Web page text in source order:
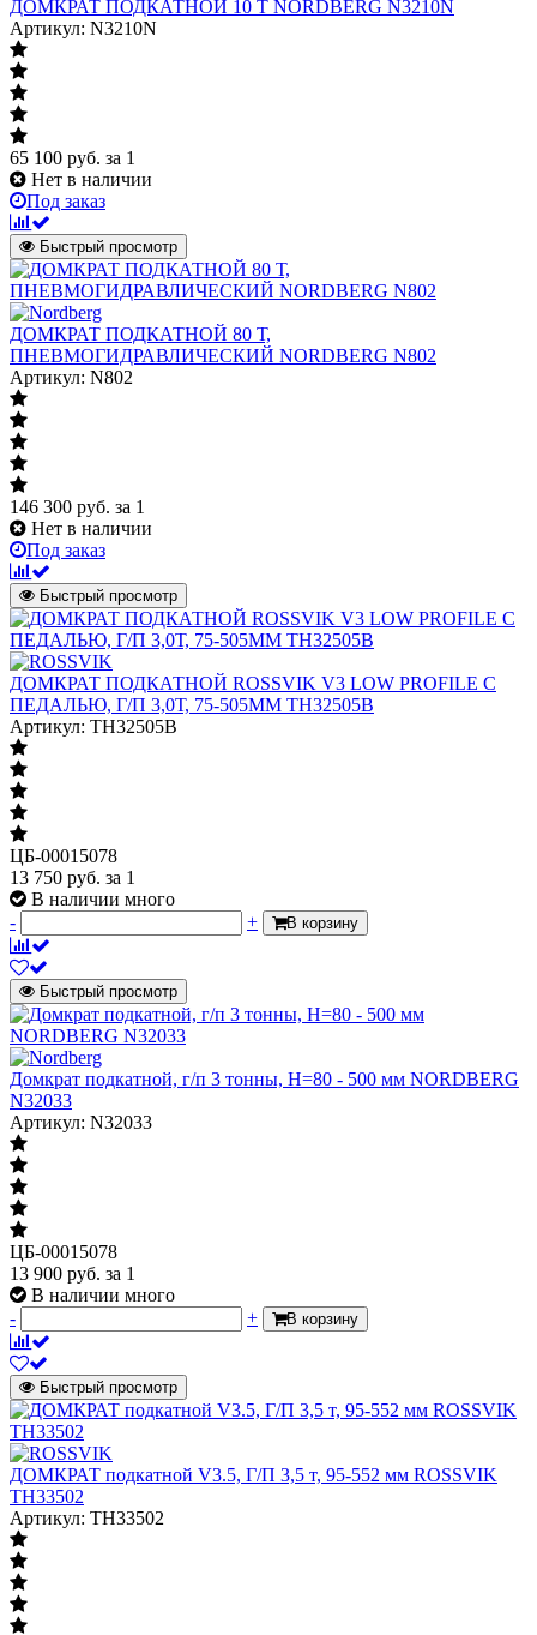
ДОМКРАТ ПОДКАТНОЙ 10 Т NORDBERG N3210N
Артикул: N3210N
65 100 руб. за 1
Нет в наличии
Под заказ
Быстрый просмотр
ДОМКРАТ ПОДКАТНОЙ 80 Т,
ПНЕВМОГИДРАВЛИЧЕСКИЙ NORDBERG N802
Артикул: N802
146 300 руб. за 1
Нет в наличии
Под заказ
Быстрый просмотр
ДОМКРАТ ПОДКАТНОЙ ROSSVIK V3 LOW PROFILE С
ПЕДАЛЬЮ, Г/П 3,0Т, 75-505ММ TH32505B
Артикул: TH32505B
ЦБ-00015078
13 750 руб. за 1
В наличии много
-
+ В корзину
Быстрый просмотр
Домкрат подкатной, г/п 3 тонны, H=80 - 500 мм NORDBERG
N32033
Артикул: N32033
ЦБ-00015078
13 900 руб. за 1
В наличии много
-
+ В корзину
Быстрый просмотр
ДОМКРАТ подкатной V3.5, Г/П 3,5 т, 95-552 мм ROSSVIK
TH33502
Артикул: TH33502